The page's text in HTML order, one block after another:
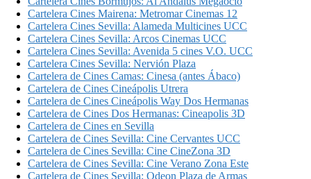
Cartelera Cines Mairena: Metromar Cinemas 12
Cartelera Cines Sevilla: Alameda Multicines UCC
Cartelera Cines Sevilla: Arcos Cinemas UCC
Cartelera Cines Sevilla: Avenida 5 cines V.O. UCC
Cartelera Cines Sevilla: Nervión Plaza
Cartelera de Cines Camas: Cinesa (antes Ábaco)
Cartelera de Cines Cineápolis Utrera
Cartelera de Cines Cineápolis Way Dos Hermanas
Cartelera de Cines Dos Hermanas: Cineapolis 3D
Cartelera de Cines en Sevilla
Cartelera de Cines Sevilla: Cine Cervantes UCC
Cartelera de Cines Sevilla: Cine CineZona 3D
Cartelera de Cines Sevilla: Cine Verano Zona Este
Cartelera de Cines Sevilla: Odeon Plaza de Armas